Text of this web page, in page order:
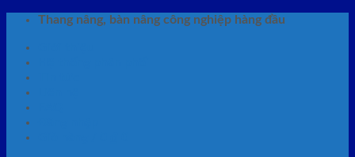
Skip
content
Thang nâng, bàn nâng công nghiệp hàng đầu